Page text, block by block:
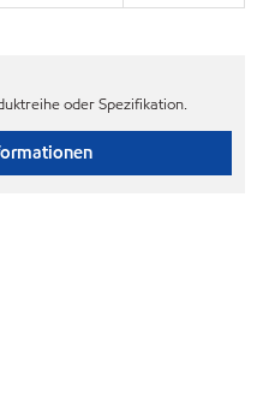
oder Spezifikation.